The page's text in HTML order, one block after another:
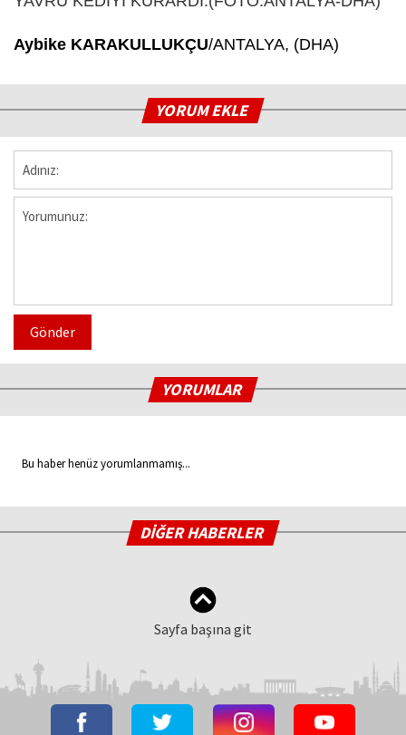
Aybike KARAKULLUKÇU/ANTALYA, (DHA)
YORUM EKLE
Gönder
YORUMLAR
Bu haber henüz yorumlanmamış...
DİĞER HABERLER
Sayfa başına git